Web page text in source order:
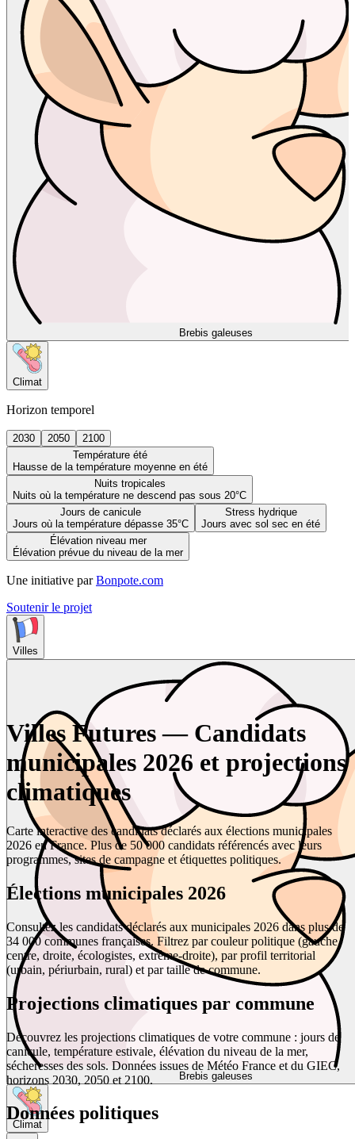
Brebis galeuses
Climat
Horizon temporel
2030 2050
2100
Température été
Hausse de la température moyenne en été
Nuits tropicales
Nuits où la température ne descend pas sous 20°C
Jours de canicule
Jours où la température dépasse 35°C
Stress hydrique
Jours avec sol sec en été
Élévation niveau mer
Élévation prévue du niveau de la mer
Une initiative par Bonpote.com
Soutenir le projet
Villes
Brebis galeuses
Climat
Villes Futures — Candidats
municipales 2026 et projections
climatiques
Carte interactive des candidats déclarés aux élections municipales
2026 en France. Plus de 50 000 candidats référencés avec leurs
programmes, sites de campagne et étiquettes politiques.
Élections municipales 2026
Consultez les candidats déclarés aux municipales 2026 dans plus de
34 000 communes françaises. Filtrez par couleur politique (gauche,
centre, droite, écologistes, extrême-droite), par profil territorial
(urbain, périurbain, rural) et par taille de commune.
Projections climatiques par commune
Découvrez les projections climatiques de votre commune : jours de
canicule, température estivale, élévation du niveau de la mer,
sécheresses des sols. Données issues de Météo France et du GIEC,
horizons 2030, 2050 et 2100.
Données politiques